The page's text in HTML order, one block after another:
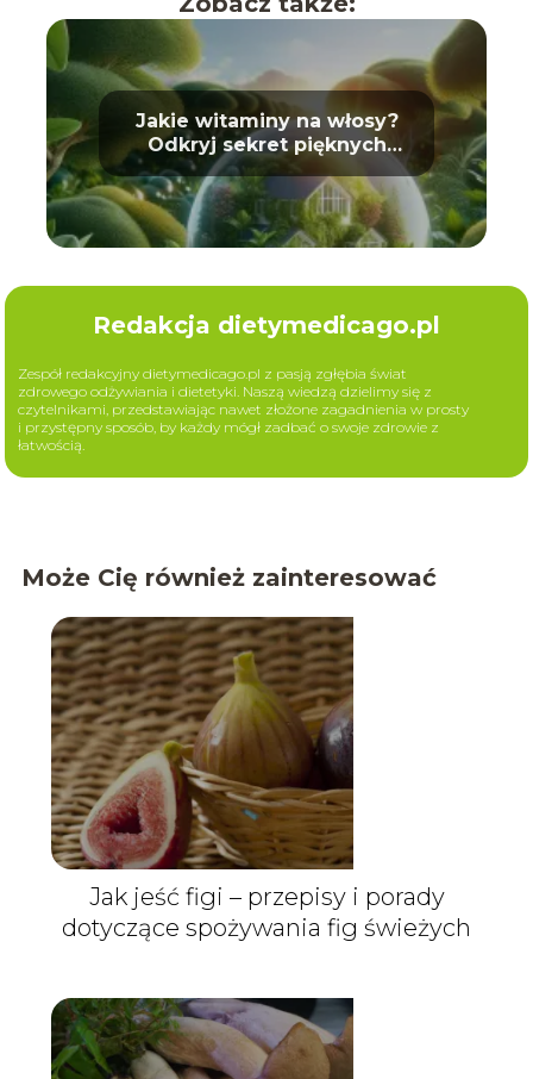
Jakie witaminy na włosy?
Odkryj sekret pięknych
loków
Redakcja dietymedicago.pl
Zespół redakcyjny dietymedicago.pl z pasją zgłębia świat
zdrowego odżywiania i dietetyki. Naszą wiedzą dzielimy się z
czytelnikami, przedstawiając nawet złożone zagadnienia w prosty
i przystępny sposób, by każdy mógł zadbać o swoje zdrowie z
łatwością.
Może Cię również zainteresować
Jak jeść figi – przepisy i porady
dotyczące spożywania fig świeżych